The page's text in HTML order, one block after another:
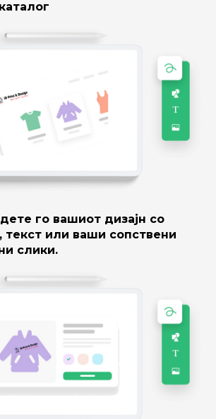
го вашиот дизајн со
текст или ваши сопствени
слики.